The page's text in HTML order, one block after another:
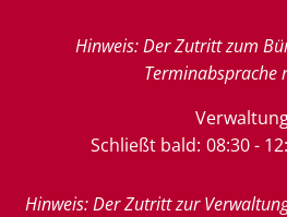
Hinweis: Der Zutritt zum
Terminabsprache
Klicken, um weitere
Schließt bald: 08:30-
Hinweis: Der Zutritt zur